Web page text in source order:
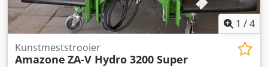
1 /4
Kunstmeststrooier
Amazone ZA-V Hydro 3200 Super